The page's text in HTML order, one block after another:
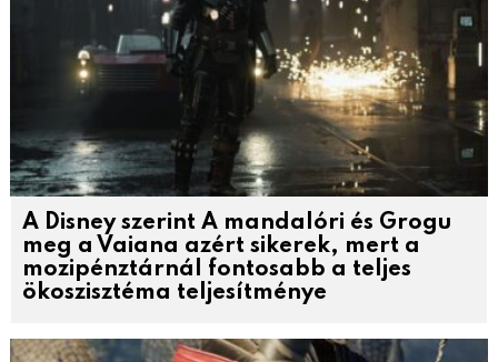
A Disney szerint A mandalóri és Grogu
meg a Vaiana azért sikerek, mert a
mozipénztárnál fontosabb a teljes
ökoszisztéma teljesítménye